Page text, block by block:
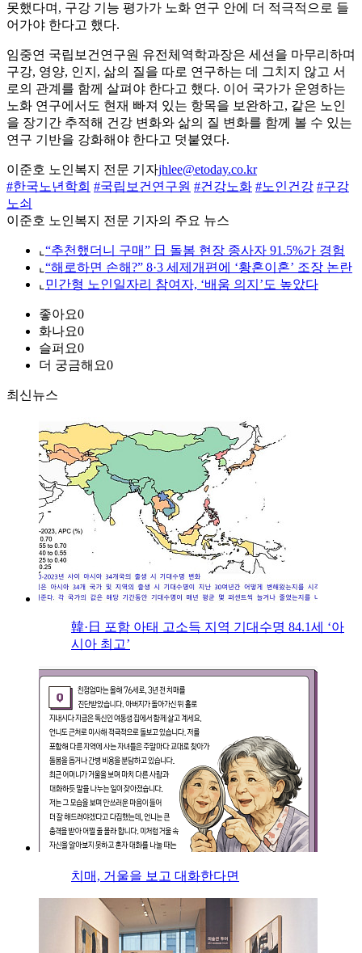
못했다며, 구강 기능 평가가 노화 연구 안에 더 적극적으로 들
어가야 한다고 했다.
임중연 국립보건연구원 유전체역학과장은 세션을 마무리하며
구강, 영양, 인지, 삶의 질을 따로 연구하는 데 그치지 않고 서
로의 관계를 함께 살펴야 한다고 했다. 이어 국가가 운영하는
노화 연구에서도 현재 빠져 있는 항목을 보완하고, 같은 노인
을 장기간 추적해 건강 변화와 삶의 질 변화를 함께 볼 수 있는
연구 기반을 강화해야 한다고 덧붙였다.
이준호 노인복지 전문 기자jhlee@etoday.co.kr
#한국노년학회 #국립보건연구원 #건강노화 #노인건강 #구강
노쇠
이준호 노인복지 전문 기자의 주요 뉴스
⌞ “추천했더니 구매” 日 돌봄 현장 종사자 91.5%가 경험
⌞ “해로하면 손해?” 8·3 세제개편에 ‘황혼이혼’ 조장 논란
⌞ 민간형 노인일자리 참여자, ‘배움 의지’도 높았다
좋아요0
화나요0
슬퍼요0
더 궁금해요0
최신뉴스
韓·日 포함 아태 고소득 지역 기대수명 84.1세 ‘아
시아 최고’
치매, 거울을 보고 대화한다면